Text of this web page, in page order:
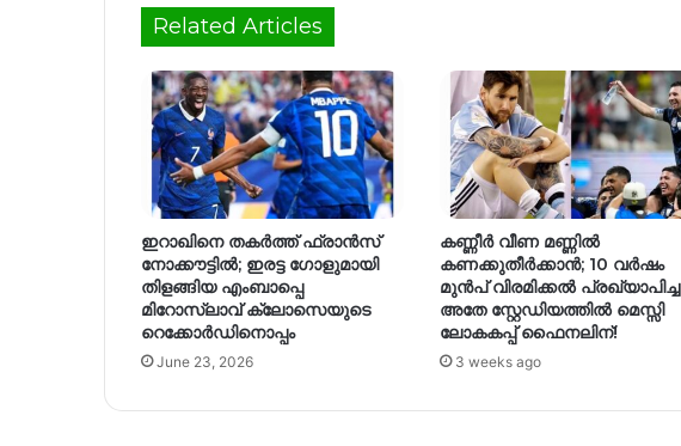
Related Articles
ഇറാഖിനെ തകർത്ത് ഫ്രാൻസ്
നോക്കൗട്ടിൽ; ഇരട്ട ഗോളുമായി
തിളങ്ങിയ എംബാപ്പെ
മിറോസ്ലാവ് ക്ലോസെയുടെ
റെക്കോർഡിനൊപ്പം
June 23, 2026
കണ്ണീർ വീണ മണ്ണിൽ
കണക്കുതീർക്കാൻ; 10 വർഷം
മുൻപ് വിരമിക്കൽ പ്രഖ്യാപിച്ച
അതേ സ്റ്റേഡിയത്തിൽ മെസ്സി
ലോകകപ്പ് ഫൈനലിന്!
3 weeks ago